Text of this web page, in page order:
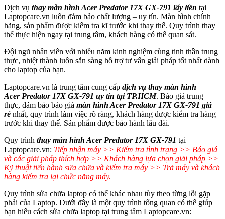
Dịch vụ thay màn hình Acer Predator 17X GX-791 lấy liền tại
Laptopcare.vn luôn đảm bảo chất lượng – uy tín. Màn hình chính
hãng, sản phẩm được kiểm tra kĩ trước khi thay thế. Quy trình thay
thế thực hiện ngay tại trung tâm, khách hàng có thể quan sát.
Đội ngũ nhân viên với nhiều năm kinh nghiệm cùng tinh thần trung
thực, nhiệt thành luôn sẵn sàng hỗ trợ tư vấn giải pháp tốt nhất dành
cho laptop của bạn.
Laptopcare.vn là trung tâm cung cấp dịch vụ thay màn hình
Acer Predator 17X GX-791 uy tín tại TP.HCM. Báo giá trung
thực, đảm bảo báo giá màn hình Acer Predator 17X GX-791 giá
rẻ nhất, quy trình làm việc rõ ràng, khách hàng được kiểm tra hàng
trước khi thay thế. Sản phẩm được bảo hành lâu dài.
Quy trình thay màn hình Acer Predator 17X GX-791 tại
Laptopcare.vn: Tiếp nhận máy >> Kiểm tra tình trạng >> Báo giá
và các giải pháp thích hợp >> Khách hàng lựa chọn giải pháp >>
Kỹ thuật tiến hành sửa chữa và kiểm tra máy >> Trả máy và khách
hàng kiểm tra lại chức năng máy.
Quy trình sửa chữa laptop có thể khác nhau tùy theo từng lỗi gặp
phải của Laptop. Dưới đây là một quy trình tổng quan có thể giúp
bạn hiểu cách sửa chữa laptop tại trung tâm Laptopcare.vn: